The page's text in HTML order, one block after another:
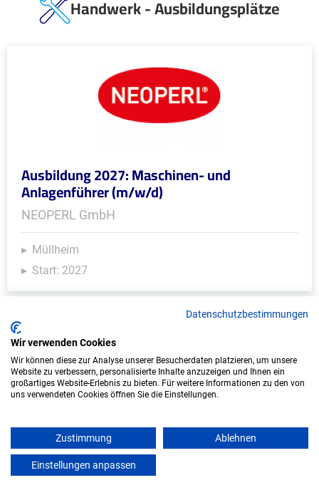
Handwerk - Ausbildungsplätze
Ausbildung 2027: Maschinen- und
Anlagenführer (m/w/d)
NEOPERL GmbH
Müllheim
Start: 2027
Ausbildung: Dachdecker/in (m/w/d)
Krähe, Thomas
Datenschutzbestimmungen
Wir verwenden Cookies
Wir können diese zur Analyse unserer Besucherdaten platzieren, um unsere
Website zu verbessern, personalisierte Inhalte anzuzeigen und Ihnen ein
großartiges Website-Erlebnis zu bieten. Für weitere Informationen zu den von
uns verwendeten Cookies öffnen Sie die Einstellungen.
Zustimmung Ablehnen
Einstellungen anpassen